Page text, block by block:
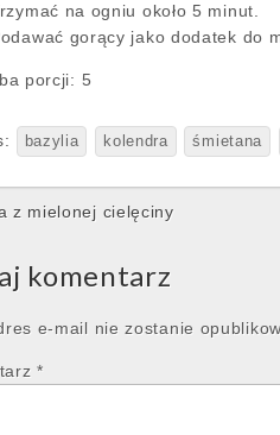
na ogniu około 5 minut.
gorący jako dodatek do
porcji: 5
bazylia kolendra śmietana
z mielonej cielęciny
komentarz
e-mail nie zostanie
*